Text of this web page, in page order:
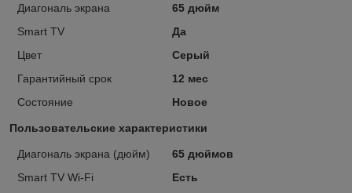
Диагональ экрана
65 дюйм
Smart TV
Да
Цвет
Серый
Гарантийный срок
12 мес
Состояние
Новое
Пользовательские характеристики
Диагональ экрана (дюйм)
65 дюймов
Smart TV Wi-Fi
Есть